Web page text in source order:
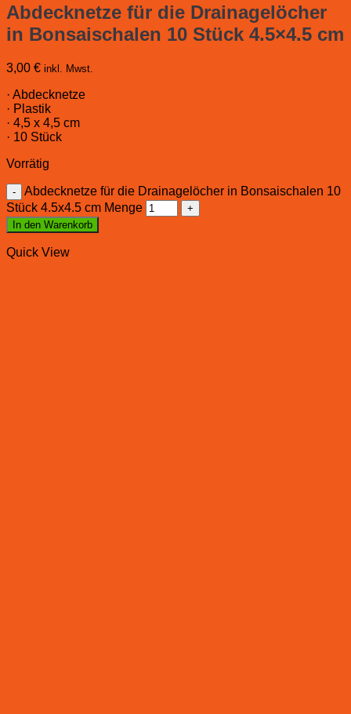
Abdecknetze für die Drainagelöcher
in Bonsaischalen 10 Stück 4.5×4.5 cm
3,00 € inkl. Mwst.
· Abdecknetze
· Plastik
· 4,5 x 4,5 cm
· 10 Stück
Vorrätig
Abdecknetze für die Drainagelöcher in Bonsaischalen 10
Stück 4.5x4.5 cm Menge
In den Warenkorb
Quick View